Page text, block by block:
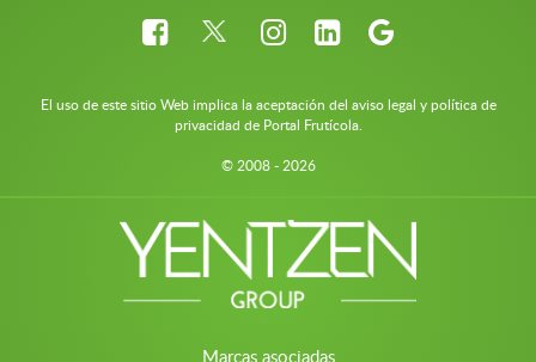
El uso de este sitio Web implica la aceptación del aviso legal y política de
privacidad de Portal Frutícola.
© 2008 - 2026
Marcas asociadas